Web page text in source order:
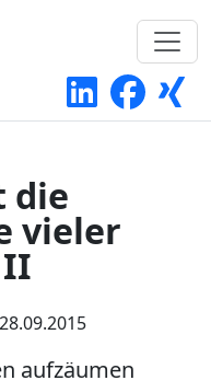
die
vieler
28.09.2015
aufzäumen